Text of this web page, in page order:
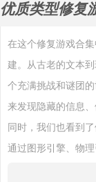
优质类型修复
在这个修复游戏合
建。从古老的文本
个充满挑战和谜团
来发现隐藏的信息
同时，我们也看到
通过图形引擎、物
加逼真的环境和场